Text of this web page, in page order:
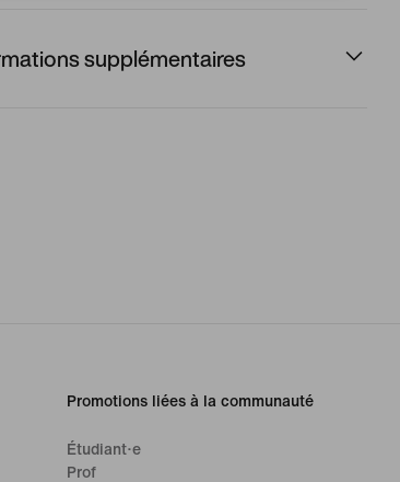
supplémentaires
Promotions liées à la communauté
Étudiant·e
Prof